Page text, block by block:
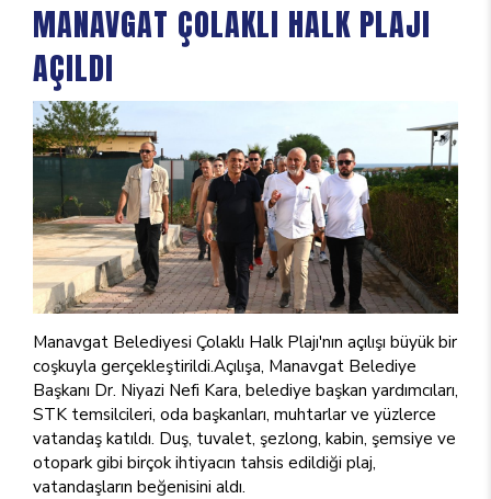
MANAVGAT ÇOLAKLI HALK PLAJI
AÇILDI
Manavgat Belediyesi Çolaklı Halk Plajı'nın açılışı büyük bir
coşkuyla gerçekleştirildi.Açılışa, Manavgat Belediye
Başkanı Dr. Niyazi Nefi Kara, belediye başkan yardımcıları,
STK temsilcileri, oda başkanları, muhtarlar ve yüzlerce
vatandaş katıldı. Duş, tuvalet, şezlong, kabin, şemsiye ve
otopark gibi birçok ihtiyacın tahsis edildiği plaj,
vatandaşların beğenisini aldı.